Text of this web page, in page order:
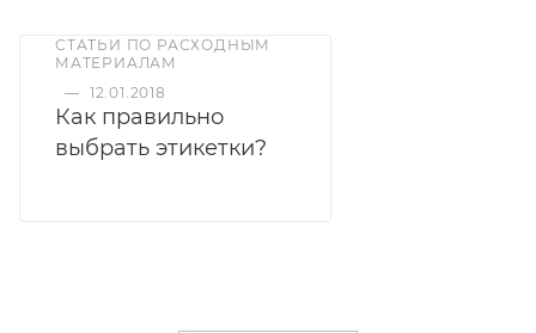
СТАТЬИ ПО РАСХОДНЫМ
МАТЕРИАЛАМ
— 12.01.2018
Как правильно
выбрать этикетки?